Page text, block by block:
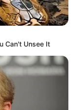
Can't Unsee It